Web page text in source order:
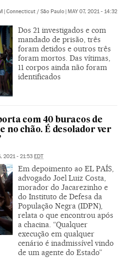
Connecticut / São Paulo
MAY 07, 2021 - 14:32
Dos 21 investigados e com
mandado de prisão, três
foram detidos e outros três
foram mortos. Das vítimas,
11 corpos ainda não foram
identificados
com 40 buracos de
no chão. É desolador ver
2021 - 21:53 EDT
Em depoimento ao EL PAÍS,
advogado Joel Luiz Costa,
morador do Jacarezinho e
do Instituto de Defesa da
População Negra (IDPN),
relata o que encontrou após
a chacina. “Qualquer
execução em qualquer
cenário é inadmissível vindo
de um agente do Estado”